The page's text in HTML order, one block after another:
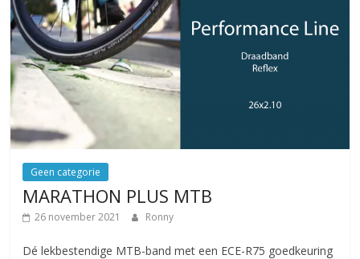
Geen categorie
MARATHON PLUS MTB
26 november 2021 Ronny
Dé lekbestendige MTB-band met een ECE-R75 goedkeuring